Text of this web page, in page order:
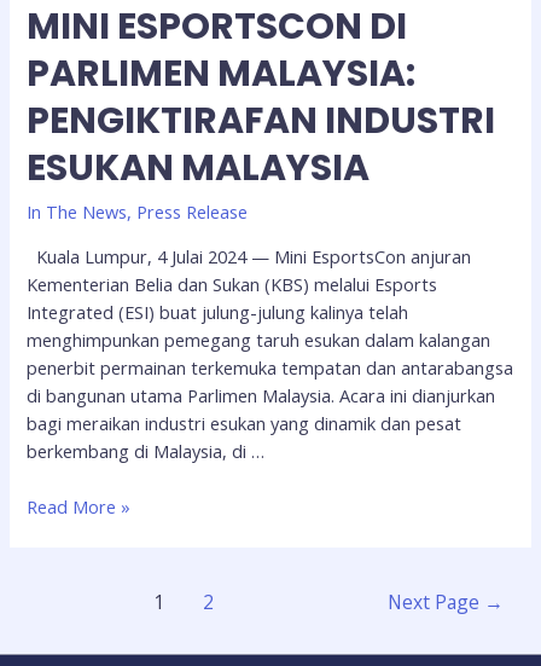
MINI ESPORTSCON DI
PARLIMEN MALAYSIA:
PENGIKTIRAFAN INDUSTRI
ESUKAN MALAYSIA
In The News, Press Release
Kuala Lumpur, 4 Julai 2024 — Mini EsportsCon anjuran
Kementerian Belia dan Sukan (KBS) melalui Esports
Integrated (ESI) buat julung-julung kalinya telah
menghimpunkan pemegang taruh esukan dalam kalangan
penerbit permainan terkemuka tempatan dan antarabangsa
di bangunan utama Parlimen Malaysia. Acara ini dianjurkan
bagi meraikan industri esukan yang dinamik dan pesat
berkembang di Malaysia, di …
Read More »
1 2 Next Page →